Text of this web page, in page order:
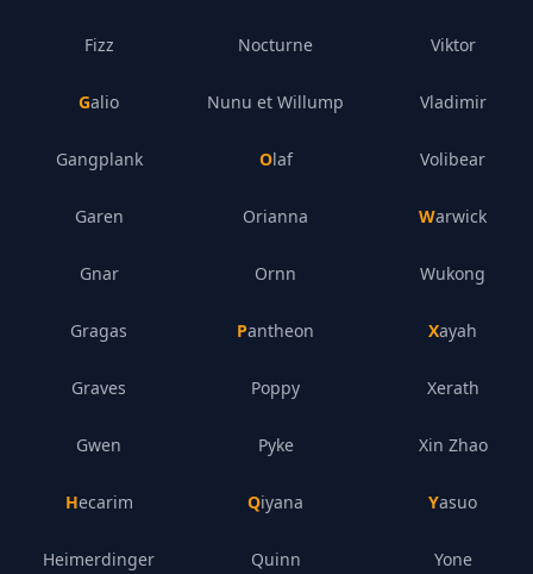
Fizz
Galio
Gangplank
Garen
Gnar
Gragas
Graves
Gwen
Hecarim
Heimerdinger
Nocturne
Nunu et Willump
Olaf
Orianna
Ornn
Pantheon
Poppy
Pyke
Qiyana
Quinn
Viktor
Vladimir
Volibear
Warwick
Wukong
Xayah
Xerath
Xin Zhao
Yasuo
Yone